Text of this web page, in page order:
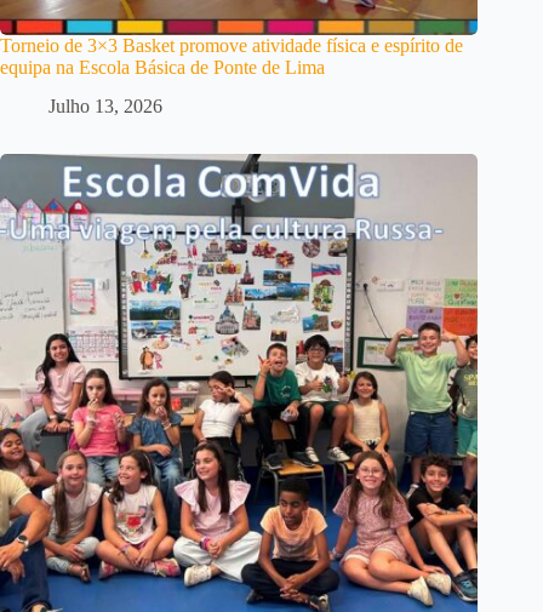
Torneio de 3×3 Basket promove atividade física e espírito de
equipa na Escola Básica de Ponte de Lima
Julho 13, 2026